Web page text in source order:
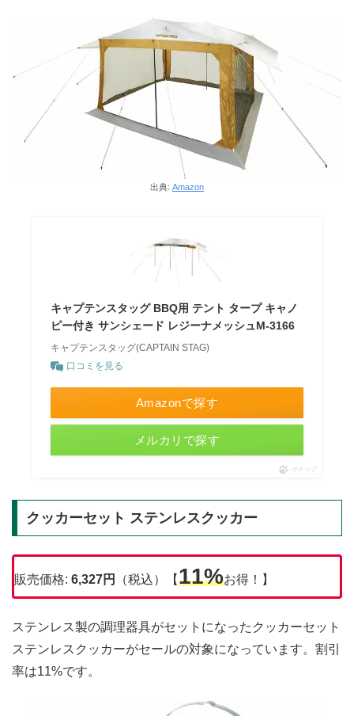
出典: Amazon
キャプテンスタッグ BBQ用 テント タープ キャノ
ピー付き サンシェード レジーナメッシュM-3166
キャプテンスタッグ(CAPTAIN STAG)
口コミを見る
Amazonで探す
メルカリで探す
ポチップ
クッカーセット ステンレスクッカー
販売価格: 6,327円 （税込）【11%お得！】
ステンレス製の調理器具がセットになったクッカーセット
ステンレスクッカーがセールの対象になっています。割引
率は11%です。